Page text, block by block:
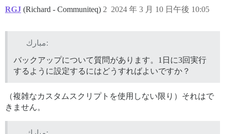
RGJ (Richard - Communiteq) 2024 年 3 月 10 日午後 10:05
2
مبارك:
バックアップについて質問があります。1日に3回実行
するように設定するにはどうすればよいですか？
（複雑なカスタムスクリプトを使用しない限り）それはで
きません。